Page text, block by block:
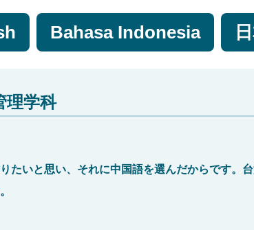
Bahasa Indonesia
理学科
たいと思い、それに中国語を選んだからです。